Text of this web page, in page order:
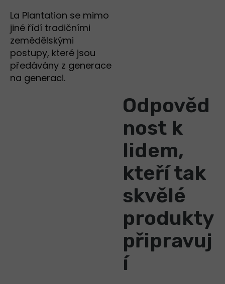
La Plantation se mimo
jiné řídí tradičními
zemědělskými
postupy, které jsou
předávány z generace
na generaci.
Odpověd
nost k
lidem,
kteří tak
skvělé
produkty
připravuj
í